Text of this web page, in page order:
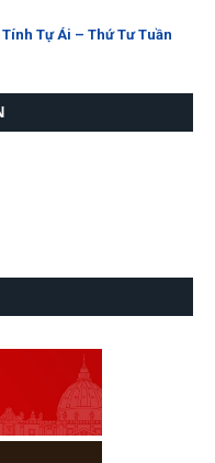
Tự Ái – Thứ Tư Tuần